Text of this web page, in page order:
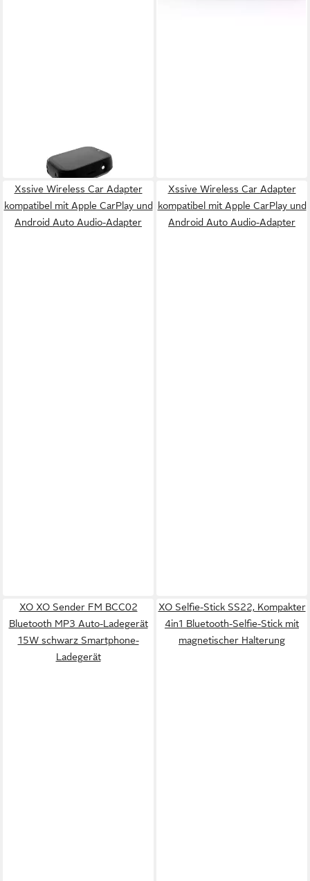
in 4-5 Werktagen bei dir
Xssive Wireless Car Adapter
kompatibel mit Apple CarPlay und
Android Auto Audio-Adapter
Xssive Wireless Car Adapter
kompatibel mit Apple CarPlay und
Android Auto Audio-Adapter
XO XO Sender FM BCC02
Bluetooth MP3 Auto-Ladegerät
15W schwarz Smartphone-
Ladegerät
XO Selfie-Stick SS22, Kompakter
4in1 Bluetooth-Selfie-Stick mit
magnetischer Halterung